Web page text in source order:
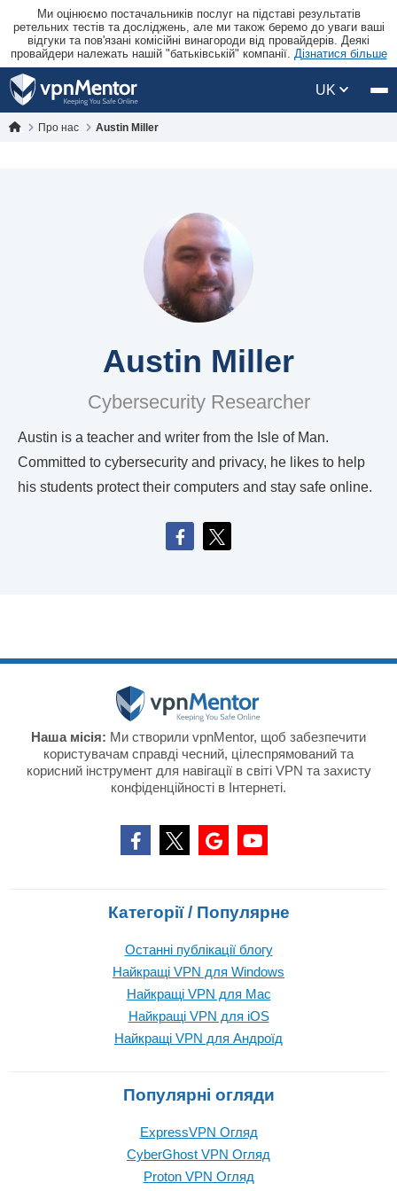
Ми оцінюємо постачальників послуг на підставі результатів
ретельних тестів та досліджень, але ми також беремо до уваги ваші
відгуки та пов'язані комісійні винагороди від провайдерів. Деякі
провайдери належать нашій "батьківській" компанії. Дізнатися більше
UK
Про нас Austin Miller
Austin Miller
Cybersecurity Researcher
Austin is a teacher and writer from the Isle of Man.
Committed to cybersecurity and privacy, he likes to help
his students protect their computers and stay safe online.
Наша місія: Ми створили vpnMentor, щоб забезпечити
користувачам справді чесний, цілеспрямований та
корисний інструмент для навігації в світі VPN та захисту
конфіденційності в Інтернеті.
Категорії / Популярне
Останні публікації блогу
Найкращі VPN для Windows
Найкращі VPN для Mac
Найкращі VPN для iOS
Найкращі VPN для Андроїд
Популярні огляди
ExpressVPN Огляд
CyberGhost VPN Огляд
Proton VPN Огляд